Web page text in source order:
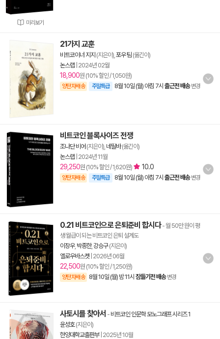
미리보기
21가지 교훈
비트코이너 지지 (지은이), 포우 팀 (옮긴이)
논스랩 2024년 02월
18,900원 (10% 할인 / 1,050원)
양탄자배송 주말특급 8월 10일 (월) 아침 7시 출근전 배송 변경
비트코인 블록사이즈 전쟁
조나단 비어 (지은이), 네딸바(옮긴이)
논스랩 2024년 11월
29,250원 (10% 할인 / 1,620원) 10.0
양탄자배송 주말특급 8월 10일 (월) 아침 7시 출근전 배송 변경
0.21 비트코인으로 은퇴준비 합시다- 월 50만 원이 평
생 월급이 되는 비트코인 은퇴 설계도
이장우, 박종한,강승구(지은이)
옐로우바스켓 2026년 06월
22,500원 (10% 할인 / 1,250원)
양탄자배송 8월 10일 (월) 밤 11시 잠들기전 배송 변경
사토시를 찾아서 - 비트코인 인문학 모노그래프 시리즈 1
윤성호(지은이)
한양대학교출판부| 2025년 10월